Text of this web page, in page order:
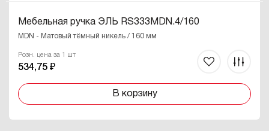
Мебельная ручка ЭЛЬ RS333MDN.4/160
MDN - Матовый тёмный никель / 160 мм
Розн. цена за 1 шт
534,75 ₽
В корзину